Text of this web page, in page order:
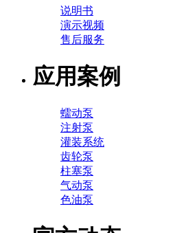
说明书
演示视频
售后服务
应用案例
蠕动泵
注射泵
灌装系统
齿轮泵
柱塞泵
气动泵
色油泵